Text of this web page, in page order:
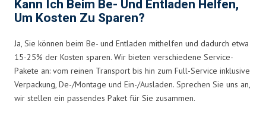
Kann Ich Beim Be- Und Entladen Helfen,
Um Kosten Zu Sparen?
Ja, Sie können beim Be- und Entladen mithelfen und dadurch etwa
15-25% der Kosten sparen. Wir bieten verschiedene Service-
Pakete an: vom reinen Transport bis hin zum Full-Service inklusive
Verpackung, De-/Montage und Ein-/Ausladen. Sprechen Sie uns an,
wir stellen ein passendes Paket für Sie zusammen.